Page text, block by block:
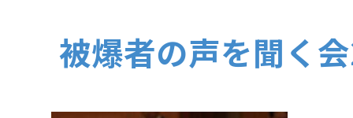
被爆者の声を聞く